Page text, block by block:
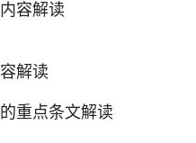
容解读
解读
重点条文解读